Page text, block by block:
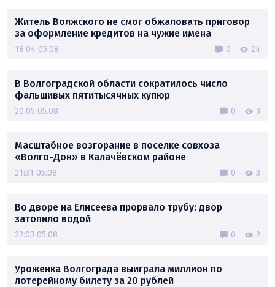
Житель Волжского не смог обжаловать приговор
за оформление кредитов на чужие имена
18:04 05.08 0 24
В Волгоградской области сократилось число
фальшивых пятитысячных купюр
20:05 05.08 0 3
Масштабное возгорание в поселке совхоза
«Волго-Дон» в Калачёвском районе
21:31 05.08 0 3
Во дворе на Елисеева прорвало трубу: двор
затопило водой
22:03 05.08 0 2
Уроженка Волгограда выиграла миллион по
лотерейному билету за 20 рублей